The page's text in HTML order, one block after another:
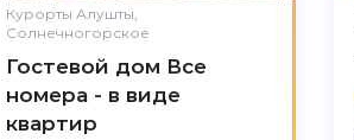
Курорты Алушты,
Солнечногорское
Гостевой дом Все
номера - в виде
квартир